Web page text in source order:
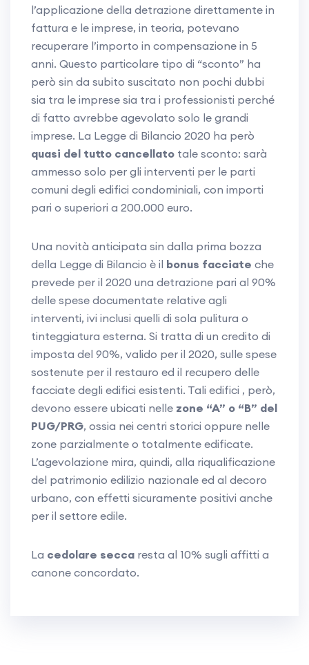
l’applicazione della detrazione direttamente in
fattura e le imprese, in teoria, potevano
recuperare l’importo in compensazione in 5
anni. Questo particolare tipo di “sconto” ha
però sin da subito suscitato non pochi dubbi
sia tra le imprese sia tra i professionisti perché
di fatto avrebbe agevolato solo le grandi
imprese. La Legge di Bilancio 2020 ha però
quasi del tutto cancellato tale sconto: sarà
ammesso solo per gli interventi per le parti
comuni degli edifici condominiali, con importi
pari o superiori a 200.000 euro.
Una novità anticipata sin dalla prima bozza
della Legge di Bilancio è il bonus facciate che
prevede per il 2020 una detrazione pari al 90%
delle spese documentate relative agli
interventi, ivi inclusi quelli di sola pulitura o
tinteggiatura esterna. Si tratta di un credito di
imposta del 90%, valido per il 2020, sulle spese
sostenute per il restauro ed il recupero delle
facciate degli edifici esistenti. Tali edifici , però,
devono essere ubicati nelle zone “A” o “B” del
PUG/PRG, ossia nei centri storici oppure nelle
zone parzialmente o totalmente edificate.
L’agevolazione mira, quindi, alla riqualificazione
del patrimonio edilizio nazionale ed al decoro
urbano, con effetti sicuramente positivi anche
per il settore edile.
La cedolare secca resta al 10% sugli affitti a
canone concordato.